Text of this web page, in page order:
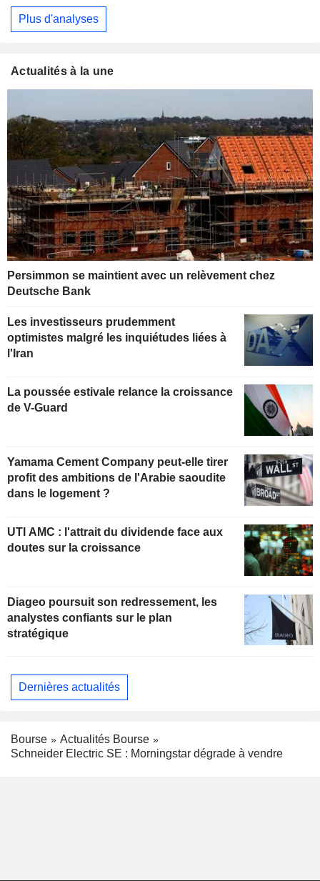
Plus d'analyses
Actualités à la une
Persimmon se maintient avec un relèvement chez
Deutsche Bank
Les investisseurs prudemment
optimistes malgré les inquiétudes liées à
l'Iran
La poussée estivale relance la croissance
de V-Guard
Yamama Cement Company peut-elle tirer
profit des ambitions de l'Arabie saoudite
dans le logement ?
UTI AMC : l'attrait du dividende face aux
doutes sur la croissance
Diageo poursuit son redressement, les
analystes confiants sur le plan
stratégique
Dernières actualités
Bourse
Actualités Bourse
Schneider Electric SE : Morningstar dégrade à vendre